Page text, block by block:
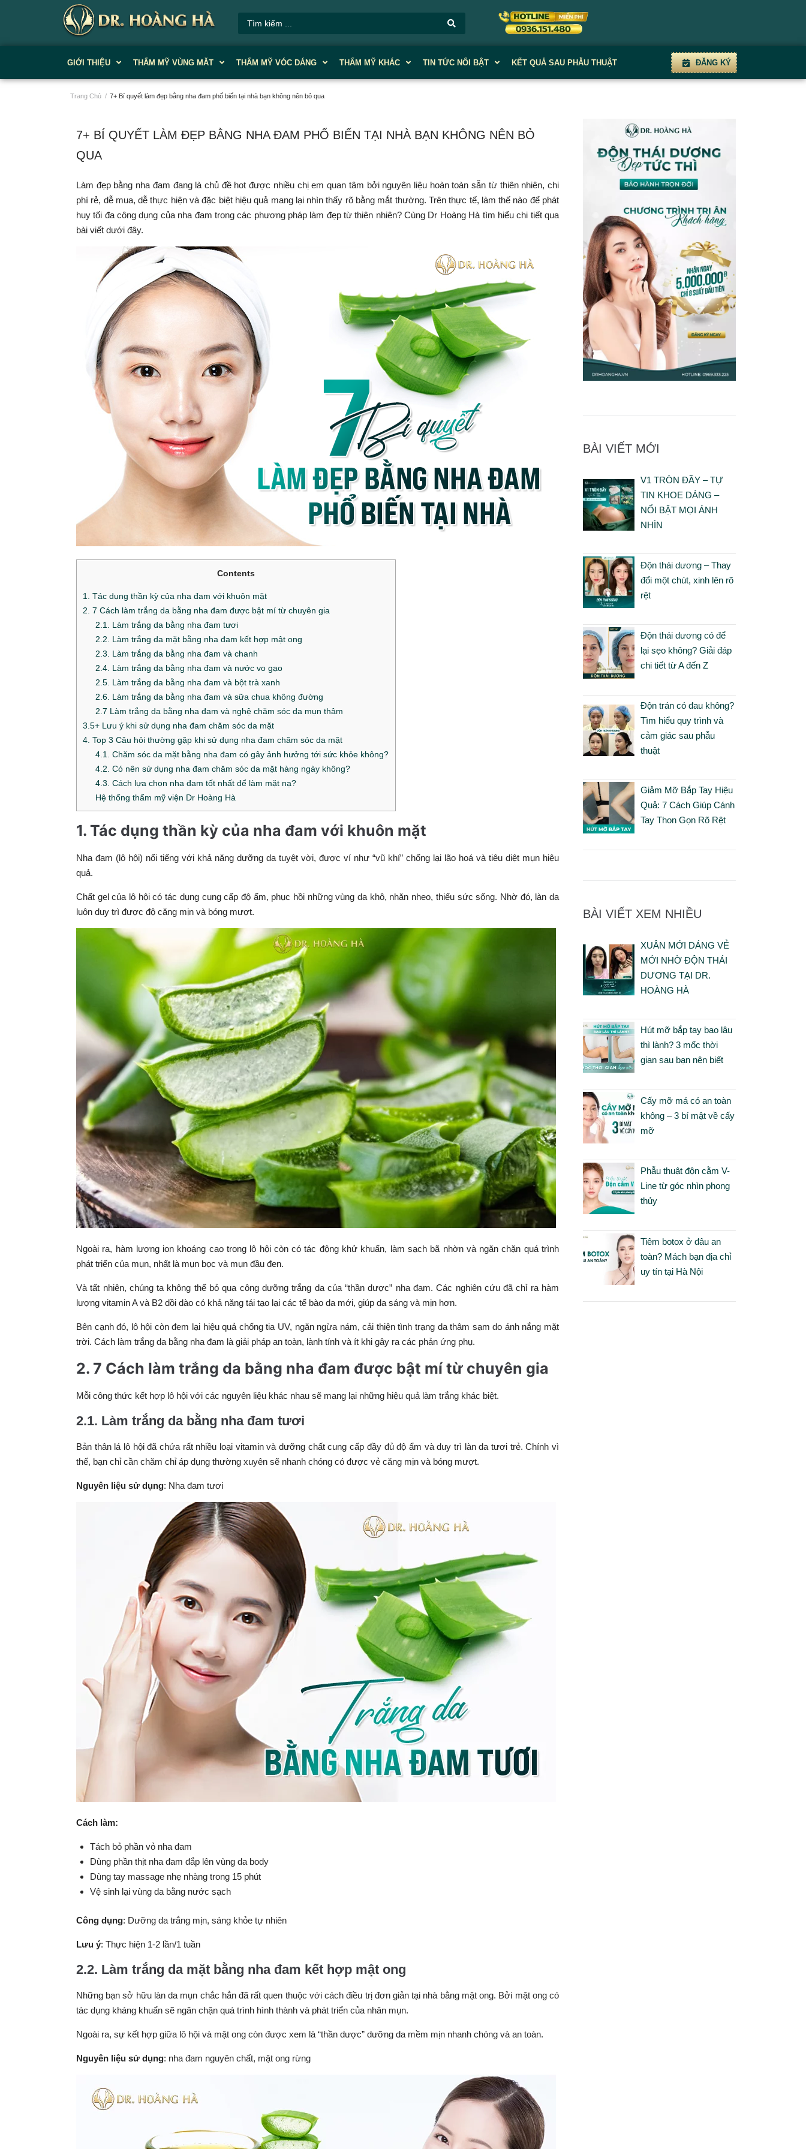
GIỚI THIỆU THẨM MỸ VÙNG MĂT THẨM MỸ VÓC DÁNG THẨM MỸ KHÁC TIN TỨC NỔI BẬT KẾT QUẢ SAU PHẪU THUẬT ĐĂNG KÝ
Trang Chủ / 7+ Bí quyết làm đẹp bằng nha đam phổ biến tại nhà bạn không nên bỏ qua
7+ BÍ QUYẾT LÀM ĐẸP BẰNG NHA ĐAM PHỔ BIẾN TẠI NHÀ BẠN KHÔNG NÊN BỎ
QUA
Làm đẹp bằng nha đam đang là chủ đề hot được nhiều chị em quan tâm bởi nguyên liệu hoàn toàn sẵn từ thiên nhiên, chi
phí rẻ, dễ mua, dễ thực hiện và đặc biệt hiệu quả mang lại nhìn thấy rõ bằng mắt thường. Trên thực tế, làm thế nào để phát
huy tối đa công dụng của nha đam trong các phương pháp làm đẹp từ thiên nhiên? Cùng Dr Hoàng Hà tìm hiểu chi tiết qua
bài viết dưới đây.
Contents
1. Tác dụng thần kỳ của nha đam với khuôn mặt
2. 7 Cách làm trắng da bằng nha đam được bật mí từ chuyên gia
2.1. Làm trắng da bằng nha đam tươi
2.2. Làm trắng da mặt bằng nha đam kết hợp mật ong
2.3. Làm trắng da bằng nha đam và chanh
2.4. Làm trắng da bằng nha đam và nước vo gạo
2.5. Làm trắng da bằng nha đam và bột trà xanh
2.6. Làm trắng da bằng nha đam và sữa chua không đường
2.7 Làm trắng da bằng nha đam và nghệ chăm sóc da mụn thâm
3.5+ Lưu ý khi sử dụng nha đam chăm sóc da mặt
4. Top 3 Câu hỏi thường gặp khi sử dụng nha đam chăm sóc da mặt
4.1. Chăm sóc da mặt bằng nha đam có gây ảnh hưởng tới sức khỏe không?
4.2. Có nên sử dụng nha đam chăm sóc da mặt hàng ngày không?
4.3. Cách lựa chọn nha đam tốt nhất để làm mặt nạ?
Hệ thống thẩm mỹ viện Dr Hoàng Hà
1. Tác dụng thần kỳ của nha đam với khuôn mặt
Nha đam (lô hội) nổi tiếng với khả năng dưỡng da tuyệt vời, được ví như “vũ khí” chống lại lão hoá và tiêu diệt mụn hiệu
quả.
Chất gel của lô hội có tác dụng cung cấp độ ẩm, phục hồi những vùng da khô, nhăn nheo, thiếu sức sống. Nhờ đó, làn da
luôn duy trì được độ căng mịn và bóng mượt.
Ngoài ra, hàm lượng ion khoáng cao trong lô hội còn có tác động khử khuẩn, làm sạch bã nhờn và ngăn chặn quá trình
phát triển của mụn, nhất là mụn bọc và mụn đầu đen.
Và tất nhiên, chúng ta không thể bỏ qua công dưỡng trắng da của “thần dược” nha đam. Các nghiên cứu đã chỉ ra hàm
lượng vitamin A và B2 dồi dào có khả năng tái tạo lại các tế bào da mới, giúp da sáng và mịn hơn.
Bên cạnh đó, lô hội còn đem lại hiệu quả chống tia UV, ngăn ngừa nám, cải thiện tình trạng da thâm sạm do ánh nắng mặt
trời. Cách làm trắng da bằng nha đam là giải pháp an toàn, lành tính và ít khi gây ra các phản ứng phụ.
2. 7 Cách làm trắng da bằng nha đam được bật mí từ chuyên gia
Mỗi công thức kết hợp lô hội với các nguyên liệu khác nhau sẽ mang lại những hiệu quả làm trắng khác biệt.
2.1. Làm trắng da bằng nha đam tươi
Bản thân lá lô hội đã chứa rất nhiều loại vitamin và dưỡng chất cung cấp đầy đủ độ ẩm và duy trì làn da tươi trẻ. Chính vì
thế, bạn chỉ cần chăm chỉ áp dụng thường xuyên sẽ nhanh chóng có được vẻ căng mịn và bóng mượt.
Nguyên liệu sử dụng: Nha đam tươi
Cách làm:
Tách bỏ phần vỏ nha đam
Dùng phần thịt nha đam đắp lên vùng da body
Dùng tay massage nhẹ nhàng trong 15 phút
Vệ sinh lại vùng da bằng nước sạch
Công dụng: Dưỡng da trắng mịn, sáng khỏe tự nhiên
Lưu ý: Thực hiện 1-2 lần/1 tuần
2.2. Làm trắng da mặt bằng nha đam kết hợp mật ong
Những bạn sở hữu làn da mụn chắc hẳn đã rất quen thuộc với cách điều trị đơn giản tại nhà bằng mật ong. Bởi mật ong có
tác dụng kháng khuẩn sẽ ngăn chặn quá trình hình thành và phát triển của nhân mụn.
Ngoài ra, sự kết hợp giữa lô hội và mật ong còn được xem là “thần dược” dưỡng da mềm mịn nhanh chóng và an toàn.
Nguyên liệu sử dụng: nha đam nguyên chất, mật ong rừng
BÀI VIẾT MỚI
V1 TRÒN ĐẦY – TỰ
TIN KHOE DÁNG –
NỔI BẬT MỌI ÁNH
NHÌN
Độn thái dương – Thay
đổi một chút, xinh lên rõ
rệt
Độn thái dương có để
lại sẹo không? Giải đáp
chi tiết từ A đến Z
Độn trán có đau không?
Tìm hiểu quy trình và
cảm giác sau phẫu
thuật
Giảm Mỡ Bắp Tay Hiệu
Quả: 7 Cách Giúp Cánh
Tay Thon Gọn Rõ Rệt
BÀI VIẾT XEM NHIỀU
XUÂN MỚI DÁNG VẺ
MỚI NHỜ ĐỘN THÁI
DƯƠNG TẠI DR.
HOÀNG HÀ
Hút mỡ bắp tay bao lâu
thì lành? 3 mốc thời
gian sau bạn nên biết
Cấy mỡ má có an toàn
không – 3 bí mật về cấy
mỡ
Phẫu thuật độn cằm V-
Line từ góc nhìn phong
thủy
Tiêm botox ở đâu an
toàn? Mách bạn địa chỉ
uy tín tại Hà Nội